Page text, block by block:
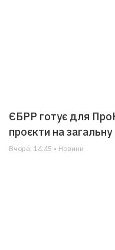
ЄБРР готує для
проєкти на
Вчора, 14:45 • Новини